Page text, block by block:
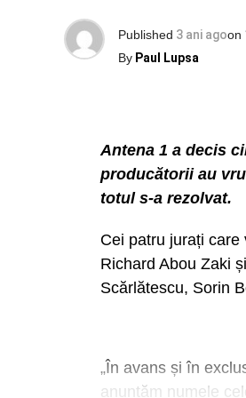
Autorul a urmărit-o,
De asemenea, s-a
vătămata Bâgu
la degetul inelar al
Cu ocazia
INML Mina
produce prin lovire
Împotriva autorului
Published 3 ani agoon
By Paul Lupsa
Antena 1 a decis
producătorii au
totul s-a rezolvat.
Cei patru jurați
Richard Abou Zaki
Scărlătescu, Sorin
„În avans și în
anunțăm numele